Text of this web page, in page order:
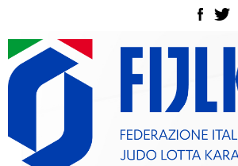
La Federazione
Tesseramento
Contatti
Norme e modulistica Affiliazioni
Classifica Società Sportive con
tesserati